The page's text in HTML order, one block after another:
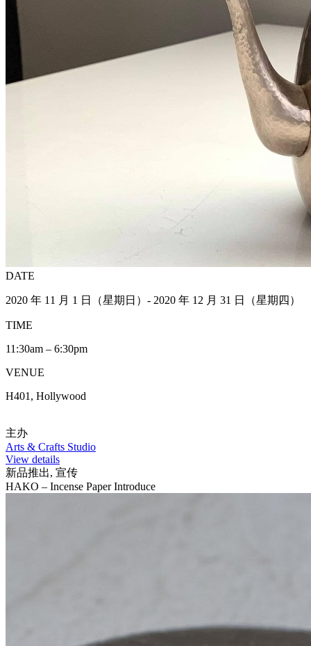
DATE
2020 年 11 月 1 日（星期日）- 2020 年 12 月 31 日（星期四）
TIME
11:30am – 6:30pm
VENUE
H401, Hollywood
主办
Arts & Crafts Studio
View details
新品推出, 宣传
HAKO – Incense Paper Introduce